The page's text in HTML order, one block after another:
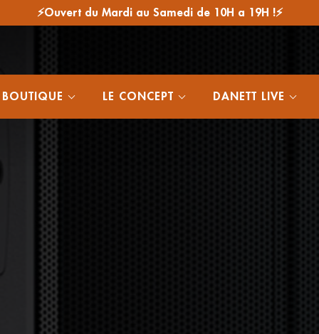
⚡Ouvert du Mardi au Samedi de 10H a 19H !⚡
LE CONCEPT DANETT LIVE